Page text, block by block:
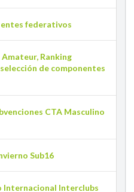
federativos
Ranking
de componentes
CTA Masculino
Sub16
Internacional Interclubs